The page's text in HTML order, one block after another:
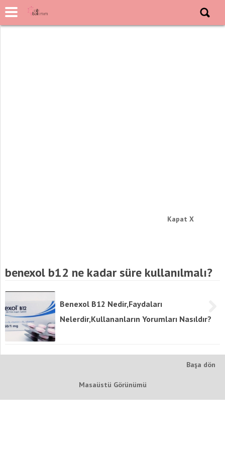
benexol b12 ne kadar süre kullanılmalı?
Benexol B12 Nedir,Faydaları
Nelerdir,Kullananların Yorumları Nasıldır?
Başa dön
Masaüstü Görünümü
Kapat X